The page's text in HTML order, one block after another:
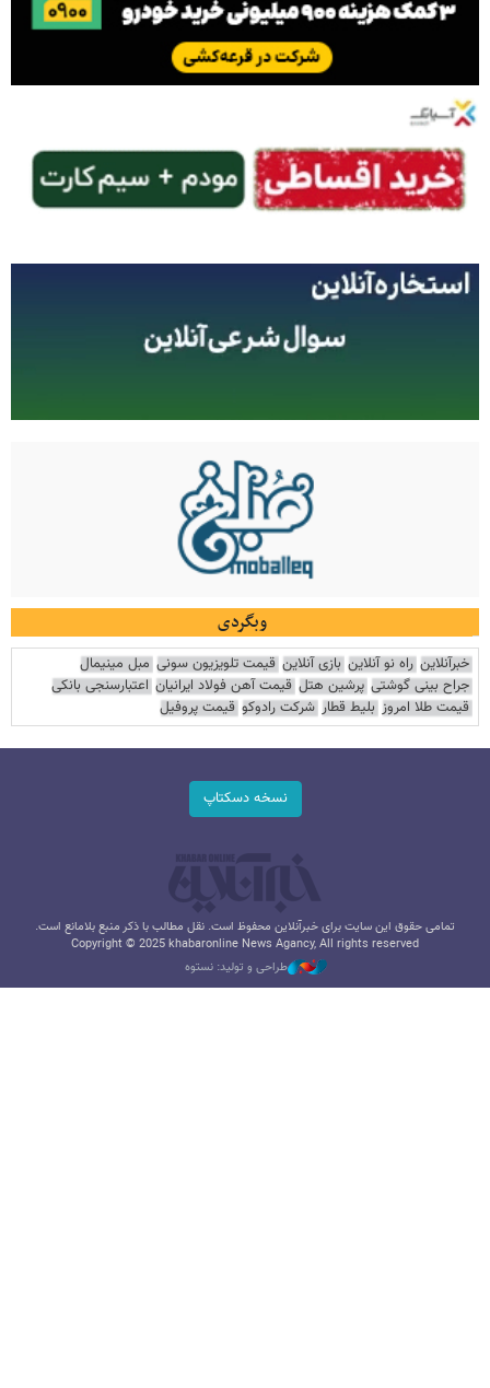
وبگردی
خبرآنلاین راه نو آنلاین بازی آنلاین قیمت تلویزیون سونی مبل مینیمال
جراح بینی گوشتی پرشین هتل قیمت آهن فولاد ایرانیان اعتبارسنجی بانکی
قیمت طلا امروز بلیط قطار شرکت رادوکو قیمت پروفیل
نسخه دسکتاپ
تمامی حقوق این سایت برای خبرآنلاین محفوظ است. نقل مطالب با ذکر منبع بلامانع است.
Copyright © 2025 khabaronline News Agancy, All rights reserved
طراحی و تولید: نستوه